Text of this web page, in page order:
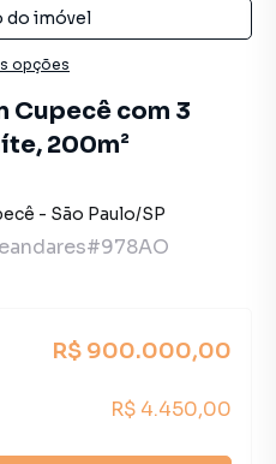
do imóvel
opções
Cupecê com 3
200m²
- São Paulo/SP
R$ 900.000,00
R$ 4.450,00